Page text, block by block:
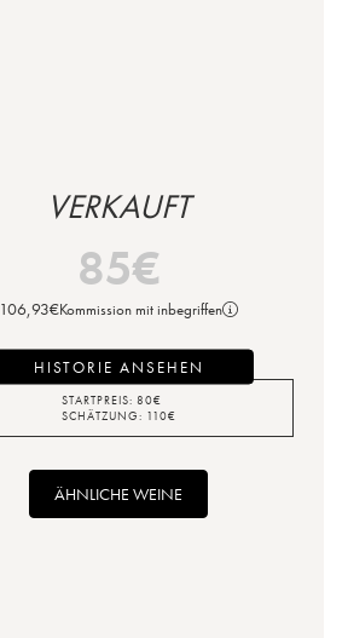
VERKAUFT
85€
106,93€Kommission mit inbegriffen
HISTORIE ANSEHEN
STARTPREIS: 80€
SCHÄTZUNG: 110€
ÄHNLICHE WEINE